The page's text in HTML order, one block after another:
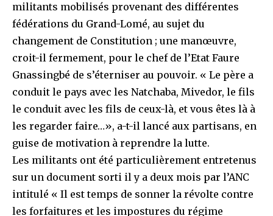
militants mobilisés provenant des différentes
fédérations du Grand-Lomé, au sujet du
changement de Constitution ; une manœuvre,
croit-il fermement, pour le chef de l’Etat Faure
Gnassingbé de s’éterniser au pouvoir. « Le père a
conduit le pays avec les Natchaba, Mivedor, le fils
le conduit avec les fils de ceux-là, et vous êtes là à
les regarder faire…», a-t-il lancé aux partisans, en
guise de motivation à reprendre la lutte.
Les militants ont été particulièrement entretenus
sur un document sorti il y a deux mois par l’ANC
intitulé « Il est temps de sonner la révolte contre
les forfaitures et les impostures du régime